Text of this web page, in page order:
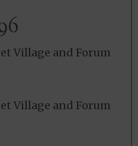
Village and Forum
Village and Forum